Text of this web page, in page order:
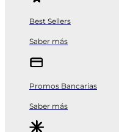
Best Sellers
Saber más
Promos Bancarias
Saber más